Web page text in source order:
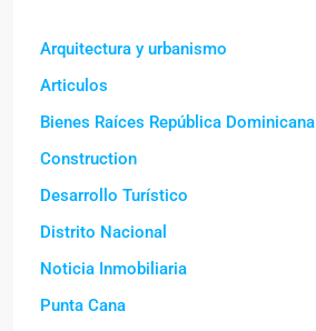
Arquitectura y urbanismo
Articulos
Bienes Raíces República Dominicana
Construction
Desarrollo Turístico
Distrito Nacional
Noticia Inmobiliaria
Punta Cana